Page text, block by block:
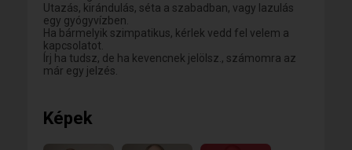
ha tudsz, és ha úgy látom hogy részemről is rendben
van, akkor rád fogok írni.
Nagyon sok sikert kívánok mindenkinek.
Sokan vannak itt, akik megérdemelnék a jó
kapcsolatot, de amint mondani szokták. :
"Az élet nem habostorta"
Utazás, kirándulás, séta a szabadban, vagy lazulás
egy gyógyvízben.
Ha bármelyik szimpatikus, kérlek vedd fel velem a
kapcsolatot.
Írj ha tudsz, de ha kevencnek jelölsz., számomra az
már egy jelzés.
Képek